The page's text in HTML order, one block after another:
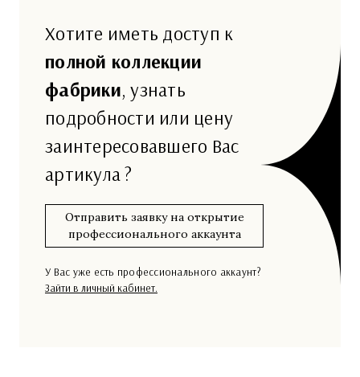
Хотите иметь доступ к
полной коллекции
фабрики, узнать
подробности или цену
заинтересовавшего Вас
артикула ?
Отправить заявку на открытие
профессионального аккаунта
У Вас уже есть профессионального аккаунт?
Зайти в личный кабинет.